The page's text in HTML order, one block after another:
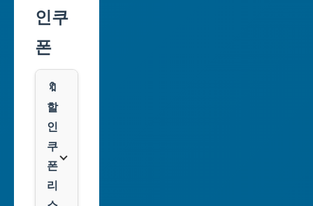
별
부
산
광
역
시
대
인쿠
폰
🔖
할
인
쿠
폰
리